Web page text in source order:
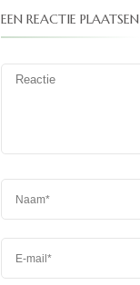
EEN REACTIE PLAATSEN